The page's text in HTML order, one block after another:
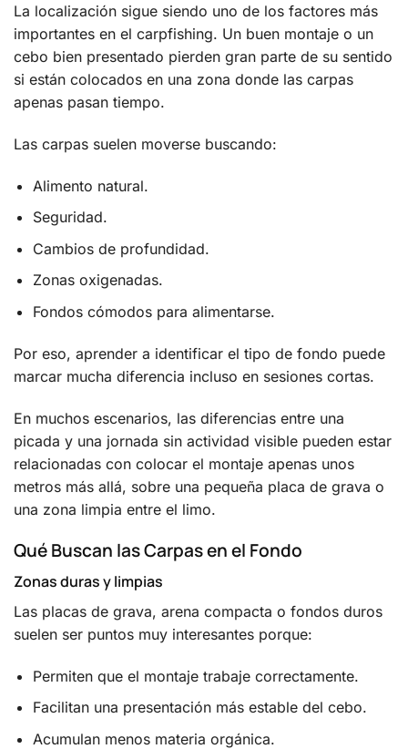
La localización sigue siendo uno de los factores más
importantes en el carpfishing. Un buen montaje o un
cebo bien presentado pierden gran parte de su sentido
si están colocados en una zona donde las carpas
apenas pasan tiempo.
Las carpas suelen moverse buscando:
Alimento natural.
Seguridad.
Cambios de profundidad.
Zonas oxigenadas.
Fondos cómodos para alimentarse.
Por eso, aprender a identificar el tipo de fondo puede
marcar mucha diferencia incluso en sesiones cortas.
En muchos escenarios, las diferencias entre una
picada y una jornada sin actividad visible pueden estar
relacionadas con colocar el montaje apenas unos
metros más allá, sobre una pequeña placa de grava o
una zona limpia entre el limo.
Qué Buscan las Carpas en el Fondo
Zonas duras y limpias
Las placas de grava, arena compacta o fondos duros
suelen ser puntos muy interesantes porque:
Permiten que el montaje trabaje correctamente.
Facilitan una presentación más estable del cebo.
Acumulan menos materia orgánica.